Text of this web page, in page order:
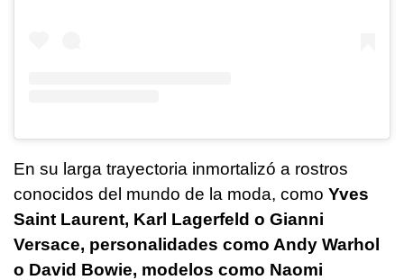
En su larga trayectoria inmortalizó a rostros
conocidos del mundo de la moda, como Yves
Saint Laurent, Karl Lagerfeld o Gianni
Versace, personalidades como Andy Warhol
o David Bowie, modelos como Naomi